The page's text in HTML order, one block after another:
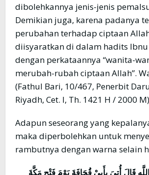
dibolehkannya jenis-jenis
Demikian juga, karena padanya
perubahan terhadap ciptaan
diisyaratkan di dalam hadits Ibnu
dengan perkataannya “wanita-
merubah-rubah ciptaan Allah”.
(Fathul Bari, 10/467, Penerbit
Riyadh, Cet. I, Th. 1421 H / 2000
Adapun seseorang yang
maka diperbolehkan untuk
rambutnya dengan warna selain
قَالَ أُتِيَ بِأَبِيْ قُحَافَةَ يَوْمَ فَتْحِ مَكَّةَ